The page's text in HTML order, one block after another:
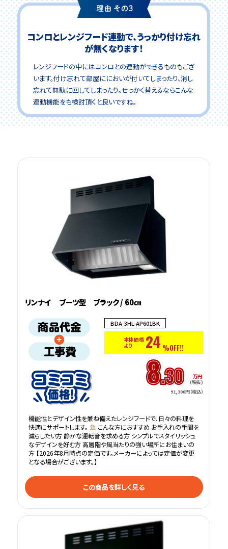
コンロとレンジフード連動で、うっかり付け忘れ
が無くなります！
レンジフードの中にはコンロとの連動ができるものもござ
います。付け忘れて部屋ににおいが付いてしまったり、消し
忘れて無駄に回してしまったり。せっかく替えるならこんな
連動機能をも検討頂くと良いですね。
リンナイ ブーツ型 ブラック / 60㎝
BDA-3HL-AP601BK
本体価格
より
24 %OFF!!
8.30 万円
(税抜)
91,300円（税込）
機能性とデザイン性を兼ね備えたレンジフードで、日々の料理を
快適にサポートします。
こんな方におすすめ お手入れの手間を
減らしたい方 静かな運転音を求める方 シンプルでスタイリッシュ
なデザインを好む方 高層階や風当たりの強い場所にお住まいの
方 【2026年8月時点の定価です。メーカーによっては定価が変更
となる場合がございます。】
この商品を詳しく見る